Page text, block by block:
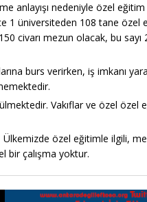
anlayışı nedeniyle özel
1 üniversiteden 108 tane
civarı mezun olacak, bu sayı
burs verirken, iş imkanı
Vakıflar ve özel özel
özel eğitimle ilgili,
bir çalışma yoktur.